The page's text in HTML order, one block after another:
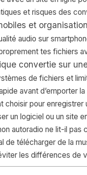
et risques des
et
audio sur
tes fichiers
convertie sur
de fichiers et
avant d’emporter la
choisir pour enregistrer
un logiciel ou un site
autoradio ne lit-il
de télécharger de la
les différences de